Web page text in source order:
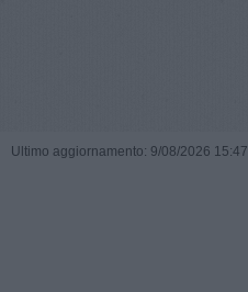
Ultimo aggiornamento: 9/08/2026 15:47 |